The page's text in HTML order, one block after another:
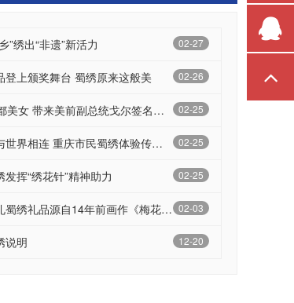
02-27
”绣出“非遗”新活力
02-26
登上颁奖舞台 蜀绣原来这般美
02-25
女 带来美前副总统戈尔签名祝福成都
02-25
界相连 重庆市民蜀绣体验传匠心
02-25
发挥“绣花针”精神助力
02-03
绣礼品源自14年前画作《梅花双熊》
12-20
说明